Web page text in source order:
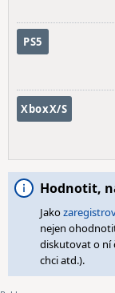
PS5
XboxX/S
Hodnotit,
Jako
nejen
diskutovat o ní
chci atd.).